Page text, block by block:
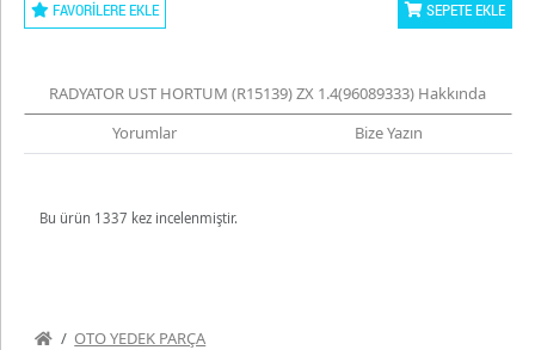
FAVORILERE EKLE SEPETE EKLE
RADYATOR UST HORTUM (R15139) ZX 1.4(96089333) Hakkında
Yorumlar
Bize Yazın
Bu ürün 1337 kez incelenmiştir.
OTO YEDEK PARÇA